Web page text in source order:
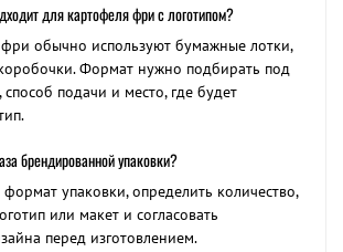
для картофеля фри с логотипом?
обычно используют бумажные лотки,
Формат нужно подбирать под
подачи и место, где будет
брендированной упаковки?
упаковки, определить количество,
или макет и согласовать
перед изготовлением.